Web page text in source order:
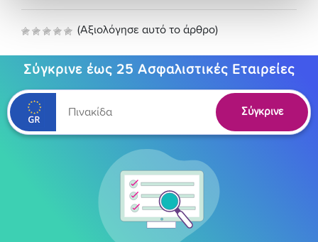
(Αξιολόγησε αυτό το άρθρο)
Σύγκρινε έως 25 Ασφαλιστικές Εταιρείες
Σύγκρινε